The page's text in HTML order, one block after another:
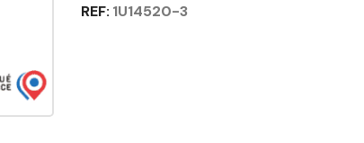
REF: 1U14520-3